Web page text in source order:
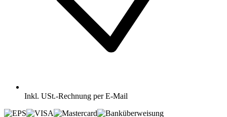
Inkl. USt.-Rechnung per E-Mail